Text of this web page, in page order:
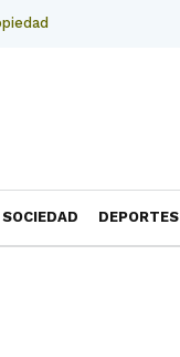
SOCIEDAD DEPORTES